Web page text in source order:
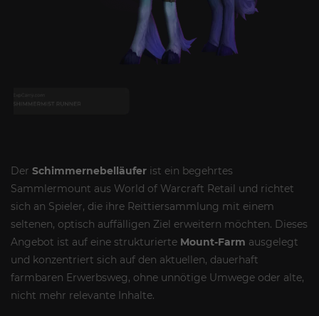
Der Schimmernebelläufer ist ein begehrtes
Sammlermount aus World of Warcraft Retail und richtet
sich an Spieler, die ihre Reittiersammlung mit einem
seltenen, optisch auffälligen Ziel erweitern möchten. Dieses
Angebot ist auf eine strukturierte Mount-Farm ausgelegt
und konzentriert sich auf den aktuellen, dauerhaft
farmbaren Erwerbsweg, ohne unnötige Umwege oder alte,
nicht mehr relevante Inhalte.